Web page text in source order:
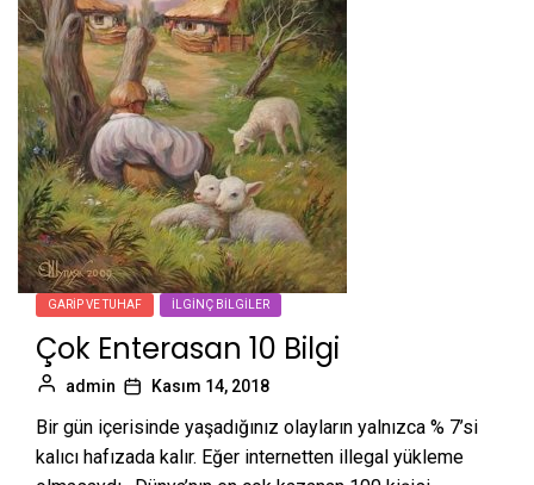
GARIP VE TUHAF İLGINÇ BILGILER
Çok Enterasan 10 Bilgi
admin Kasım 14, 2018
Bir gün içerisinde yaşadığınız olayların yalnızca % 7’si
kalıcı hafızada kalır. Eğer internetten illegal yükleme